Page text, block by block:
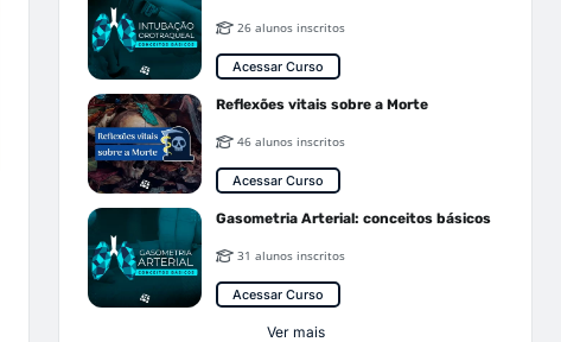
26 alunos inscritos
Acessar Curso
Reflexões vitais sobre a Morte
46 alunos inscritos
Acessar Curso
Gasometria Arterial: conceitos básicos
31 alunos inscritos
Acessar Curso
Ver mais